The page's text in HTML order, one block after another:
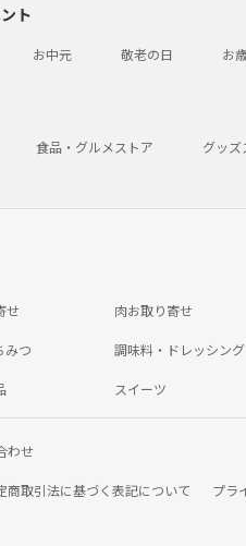
ト
お中元 敬老の日 お
食品・グルメストア グッズ
せ 肉お取り寄せ
みつ 調味料・ドレッシング
スイーツ
わせ
商取引法に基づく表記について プラ